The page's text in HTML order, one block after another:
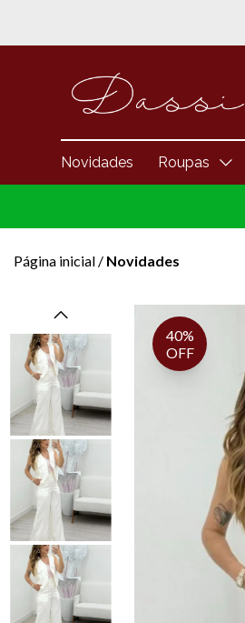
Novidades Roupas
Página inicial / Novidades
40%
OFF